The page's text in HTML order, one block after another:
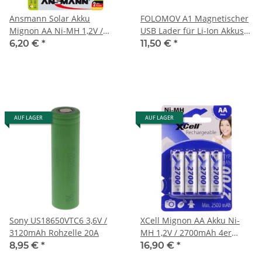
Ansmann Solar Akku
Mignon AA Ni-MH 1,2V /
800mAh
6,20 € *
FOLOMOV A1 Magnetischer
USB Lader für Li-Ion Akkus
Entladefunktion - ohne
11,50 € *
AUF LAGER
Sony US18650VTC6 3,6V /
3120mAh Rohzelle 20A
8,95 € *
AUF LAGER
XCell Mignon AA Akku Ni-
MH 1,2V / 2700mAh 4er
Blister
16,90 € *